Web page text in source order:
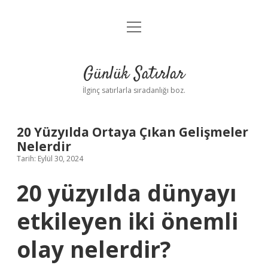
Anasayfa
Yasal Uyarı
menüyü
Günlük Satırlar
İlginç satırlarla sıradanlığı boz.
20 Yüzyılda Ortaya Çıkan Gelişmeler
Nelerdir
Tarih: Eylül 30, 2024
20 yüzyılda dünyayı
etkileyen iki önemli
olay nelerdir?